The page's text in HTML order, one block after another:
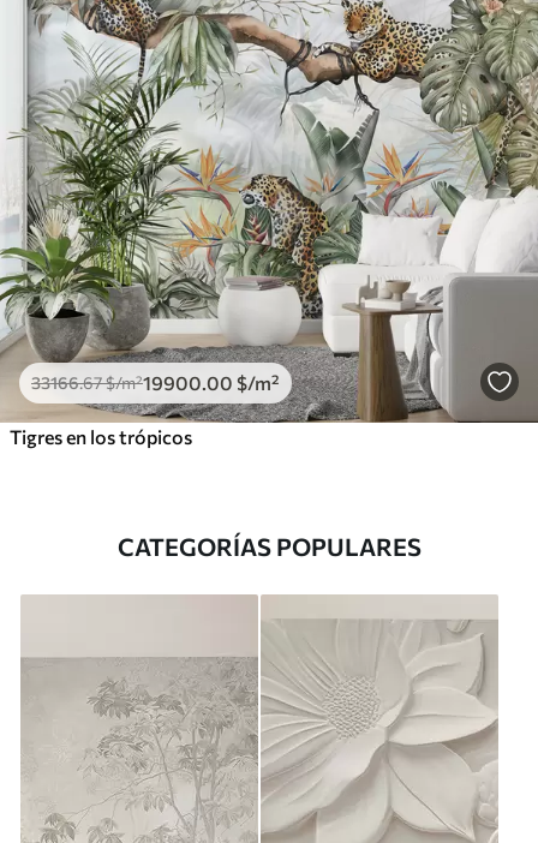
33166.67$/m²19900 .00 $/m²
Tigres en los trópicos
CATEGORÍAS POPULARES